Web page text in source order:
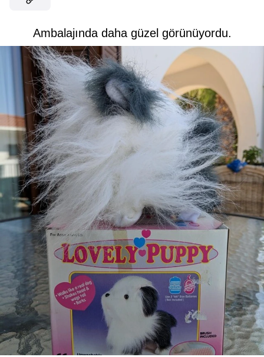
Ambalajında daha güzel görünüyordu.